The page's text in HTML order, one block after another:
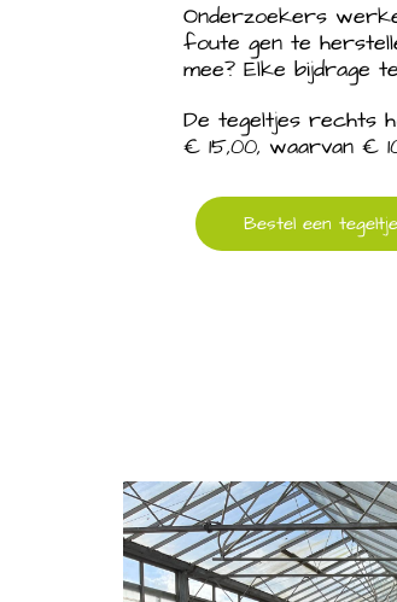
Onderzoekers
foute gen te
mee? Elke bijdrage
De tegeltjes rechts
€ 15,00, waarvan €
Bestel een tegeltje